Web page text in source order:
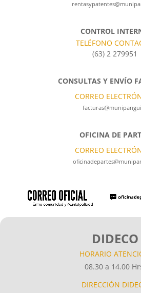
CONTROL
TELÉFONO
(63) 2 279951
CONSULTAS Y ENVÍO
CORREO
OFICINA DE
CORREO
DIDECO
HORARIO
08.30 a 14.00
DIRECCIÓN